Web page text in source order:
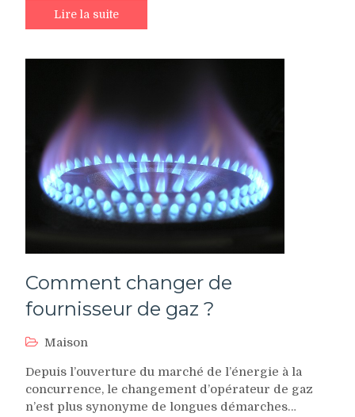
Lire la suite
Comment changer de
fournisseur de gaz ?
Maison
Depuis l’ouverture du marché de l’énergie à la
concurrence, le changement d’opérateur de gaz
n’est plus synonyme de longues démarches…